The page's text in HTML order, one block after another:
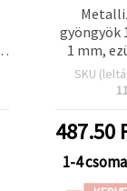
gyöngyök
1 mm,
SKU
487.50
1-4